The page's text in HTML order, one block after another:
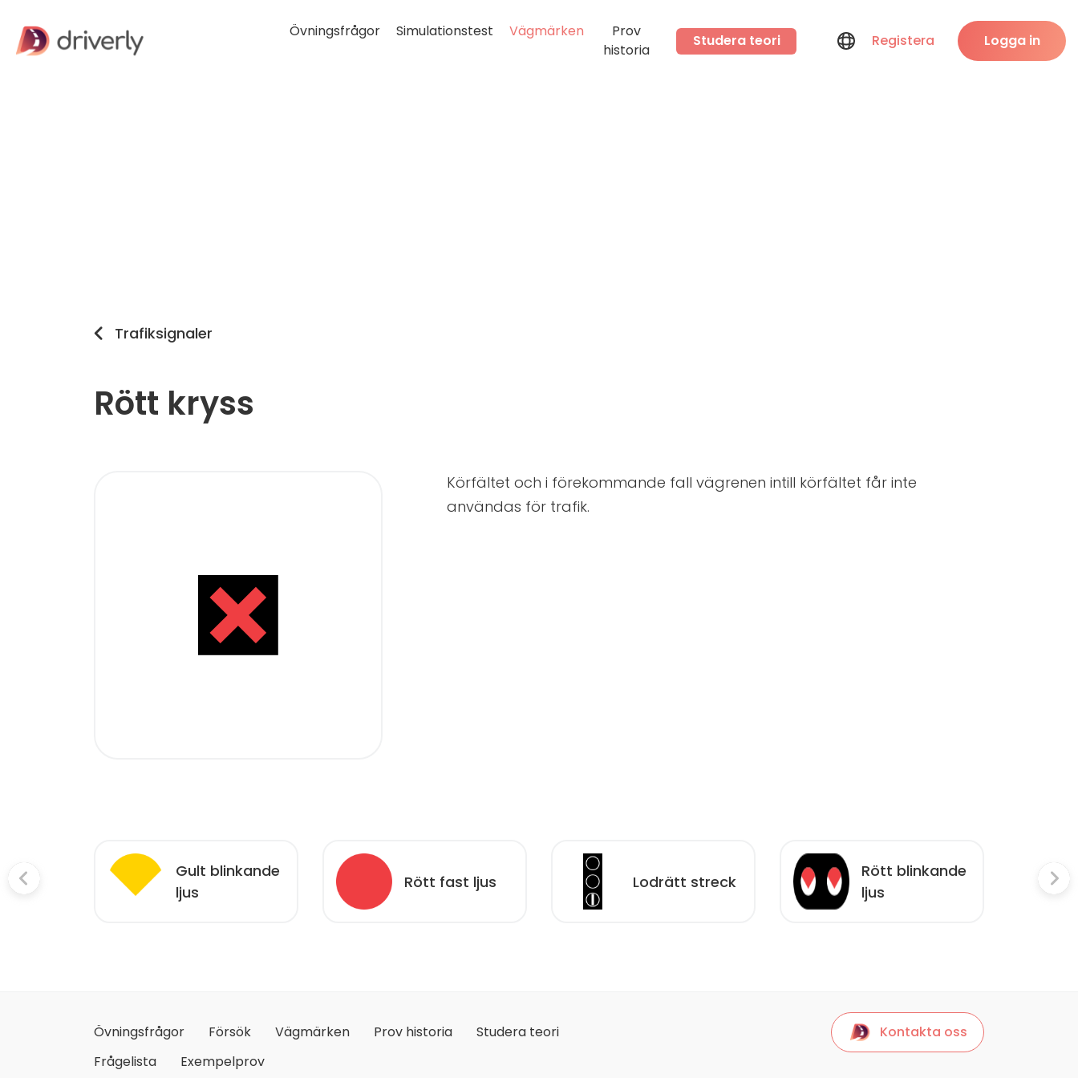
Övningsfrågor Simulationstest Vägmärken
Prov
historia
Studera teori Registera Logga in
Trafiksignaler
Rött kryss
Körfältet och i förekommande fall vägrenen intill körfältet får inte
användas för trafik.
Gult blinkande
ljus
Rött fast ljus Lodrätt streck
Rött blinkande
ljus
Övningsfrågor Försök Vägmärken Prov historia Studera teori
Kontakta oss
Frågelista
Exempelprov